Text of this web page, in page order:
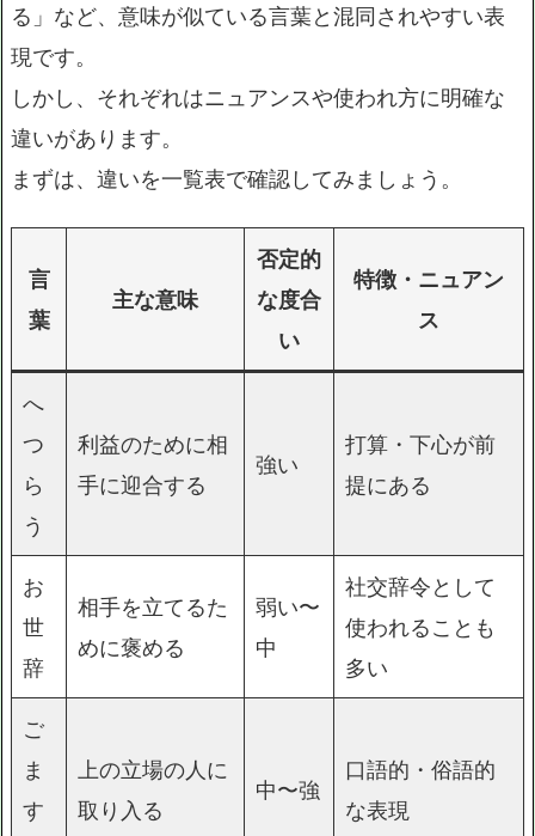
る」など、意味が似ている言葉と混同されやすい表
現です。
しかし、それぞれはニュアンスや使われ方に明確な
違いがあります。
まずは、違いを一覧表で確認してみましょう。
言
葉
主な意味
否定的
な度合
い
特徴・ニュアン
ス
へ
つ
ら
う
利益のために相
手に迎合する
強い
打算・下心が前
提にある
お
世
辞
相手を立てるた
めに褒める
弱い〜
中
社交辞令として
使われることも
多い
ご
ま
す
上の立場の人に
取り入る
中〜強
口語的・俗語的
な表現